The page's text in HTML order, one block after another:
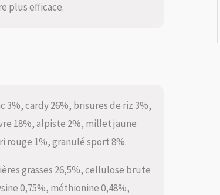
plus efficace.
3%, cardy 26%, brisures de riz 3%,
18%, alpiste 2%, millet jaune
rouge 1%, granulé sport 8%.
grasses 26,5%, cellulose brute
0,75%, méthionine 0,48%,